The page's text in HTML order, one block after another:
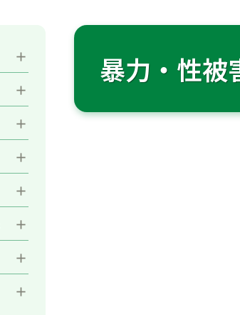
add
add
add
add
add
add
add
add
暴力・性被